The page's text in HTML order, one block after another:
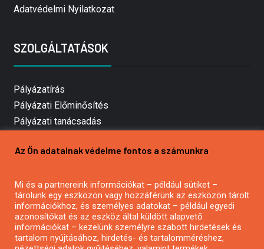
Adatvédelmi Nyilatkozat
SZOLGÁLTATÁSOK
Pályázatírás
Pályázati Előminősítés
Pályázati tanácsadás
Mezőgazdasági pályázatírás
Pályázatírás civil szervezeteknek
Pályázatírás önkormányzatoknak
Pályázatfigyelés
Specifikus pályázatfigyelés vagy hírlevél
Az Ön adatainak védelme fontos a számunkra
Mi és a partnereink információkat – például sütiket –
tárolunk egy eszközön vagy hozzáférünk az eszközön tárolt
információkhoz, és személyes adatokat – például egyedi
azonosítókat és az eszköz által küldött alapvető
információkat – kezelünk személyre szabott hirdetések és
tartalom nyújtásához, hirdetés- és tartalomméréshez,